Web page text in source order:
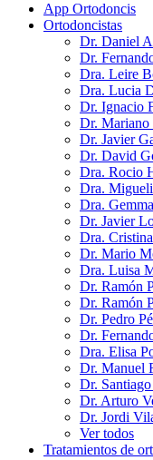
App Ortodoncis
Ortodoncistas
Dr. Daniel
Dr.
Dra. Leire
Dra. Lucia
Dr. Ignacio
Dr. Mariano
Dr. Javier
Dr. David
Dra. Rocio
Dra.
Dra.
Dr. Javier
Dra.
Dr. Mario
Dra. Luisa
Dr. Ramón
Dr. Ramón
Dr. Pedro
Dr.
Dra. Elisa
Dr. Manuel
Dr.
Dr. Arturo
Dr. Jordi
Ver todos
Tratamientos de